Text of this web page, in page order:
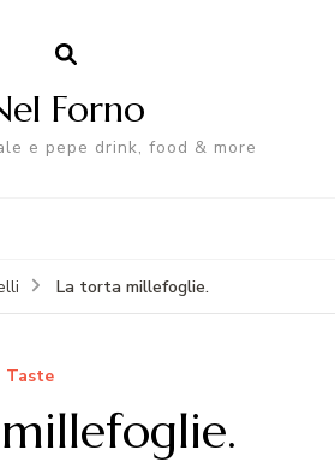
Forno
e pepe drink, food & more
La torta millefoglie.
Taste